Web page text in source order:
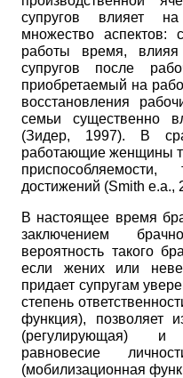
супругов влияет
множество аспектов:
работы время,
супругов после
приобретаемый на
восстановления
семьи существенно
(Зидер, 1997). В
работающие женщины
достижений (Smith e.a.,
В настоящее время
заключением
вероятность такого
если жених или
придает супругам
степень
функция), позволяет
(регулирующая) и
равновесие
(мобилизационная